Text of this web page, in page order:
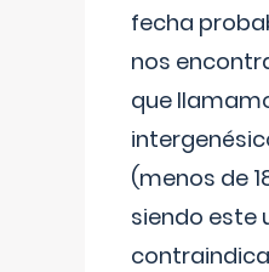
fecha
nos
que
(menos de
siendo este